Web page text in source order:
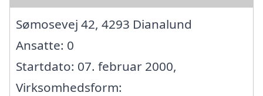
Sømosevej 42, 4293 Dianalund
Ansatte: 0
Startdato: 07. februar 2000,
Virksomhedsform: